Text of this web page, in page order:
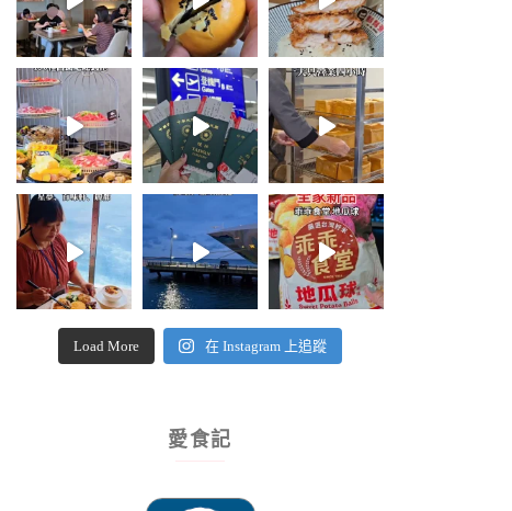
Load More 在 Instagram 上追蹤
愛食記